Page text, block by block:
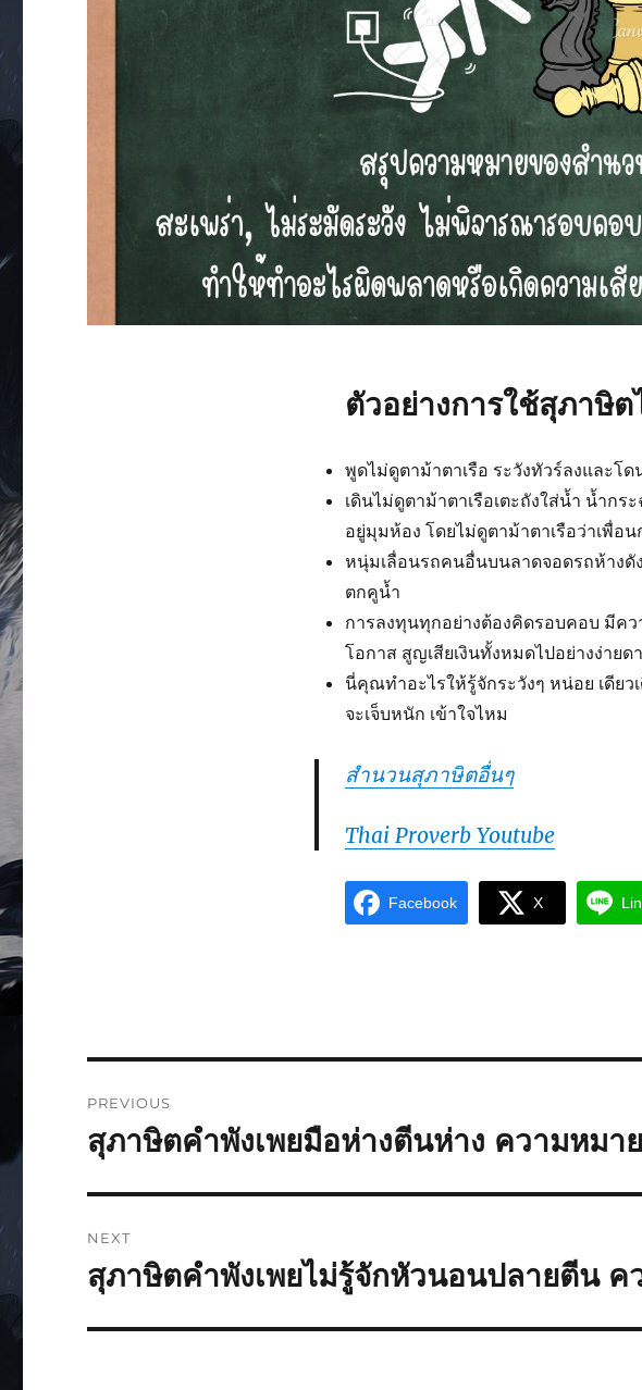
ตัวอย่างการใช้สุภาษิ
พูดไม่ดูตาม้าตาเรือ ระวังทัวร์ลงและโ
เดินไม่ดูตาม้าตาเรือเตะถังใส่น้ำ น้ำก
อยู่มุมห้อง โดยไม่ดูตาม้าตาเรือว่าเพื่อ
หนุ่มเลื่อนรถคนอื่นบนลาดจอดรถห้างดั
ตกคูน้ำ
การลงทุนทุกอย่างต้องคิดรอบคอบ มีค
โอกาส สูญเสียเงินทั้งหมดไปอย่างง่ายด
นี่คุณทำอะไรให้รู้จักระวังๆ หน่อย เดีย
จะเจ็บหนัก เข้าใจไหม
สำนวนสุภาษิตอื่นๆ
Thai Proverb Youtube
Facebook X
PREVIOUS
สุภาษิตคำพังเพยมือห่างตีนห่าง ความหมา
NEXT
สุภาษิตคำพังเพยไม่รู้จักหัวนอนปลายตีน ค